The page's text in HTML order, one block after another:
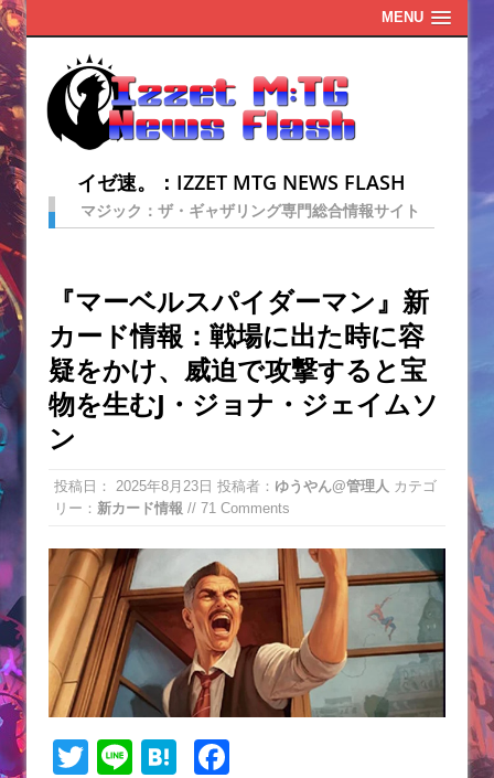
MENU
イゼ速。：IZZET MTG NEWS FLASH
マジック：ザ・ギャザリング専門総合情報サイト
『マーベルスパイダーマン』新
カード情報：戦場に出た時に容
疑をかけ、威迫で攻撃すると宝
物を生むJ・ジョナ・ジェイムソ
ン
投稿日： 2025年8月23日 投稿者： ゆうやん@管理人 カテゴ
リー： 新カード情報 // 71 Comments
T
Li
H